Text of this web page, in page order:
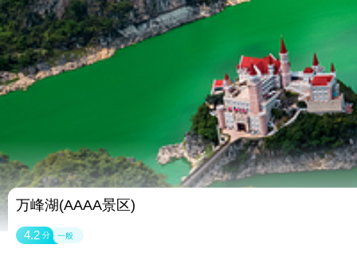
万峰湖(AAAA景区)
4.2 分 一般